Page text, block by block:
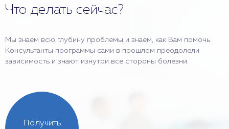
Что делать сейчас?
Мы знаем всю глубину проблемы и знаем, как Вам помочь.
Консультанты программы сами в прошлом преодолели
зависимость и знают изнутри все стороны болезни.
Получить